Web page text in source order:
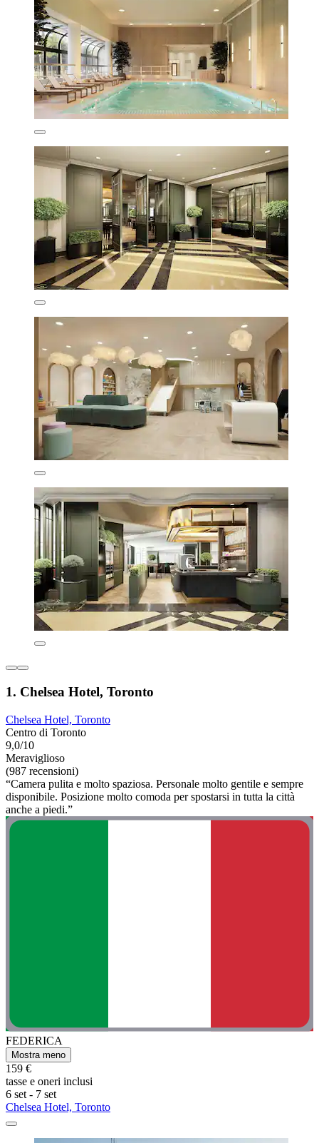
1. Chelsea Hotel, Toronto
Chelsea Hotel, Toronto
Centro di Toronto
9,0/10
Meraviglioso
(987 recensioni)
“Camera pulita e molto spaziosa. Personale molto gentile e sempre
disponibile. Posizione molto comoda per spostarsi in tutta la città
anche a piedi.”
FEDERICA
Mostra meno
159 €
tasse e oneri inclusi
6 set - 7 set
Chelsea Hotel, Toronto